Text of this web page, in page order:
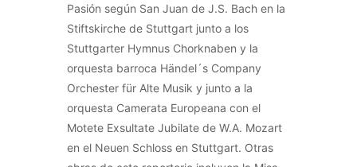
Pasión según San Juan de J.S. Bach en la
Stiftskirche de Stuttgart junto a los
Stuttgarter Hymnus Chorknaben y la
orquesta barroca Händel´s Company
Orchester für Alte Musik y junto a la
orquesta Camerata Europeana con el
Motete Exsultate Jubilate de W.A. Mozart
en el Neuen Schloss en Stuttgart. Otras